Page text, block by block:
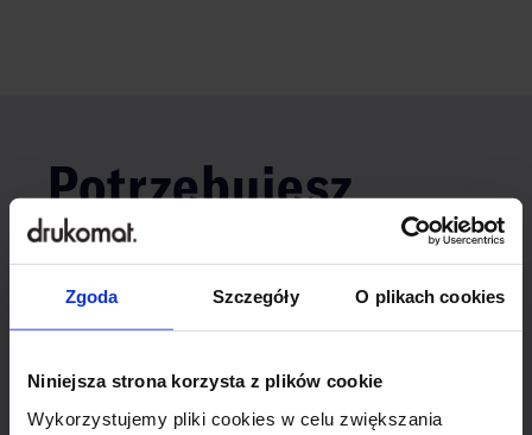
Zgoda Szczegóły O plikach cookies
Niniejsza strona korzysta z plików cookie
Wykorzystujemy pliki cookies w celu zwiększania
Potrzebujesz
indywidualnego
rozwiązania?
produkt niestandardowy.